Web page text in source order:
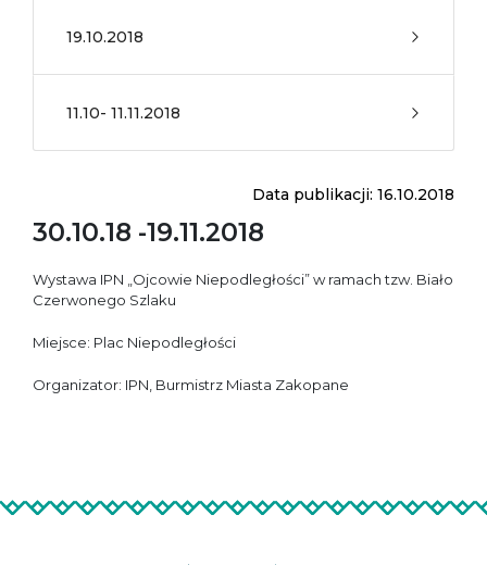
19.10.2018
11.10- 11.11.2018
Data publikacji: 16.10.2018
30.10.18 -19.11.2018
Wystawa IPN „Ojcowie Niepodległości” w ramach tzw. Biało
Czerwonego Szlaku
Miejsce: Plac Niepodległości
Organizator: IPN, Burmistrz Miasta Zakopane